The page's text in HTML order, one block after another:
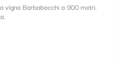
vigna Barbabecchi a 900 metri.